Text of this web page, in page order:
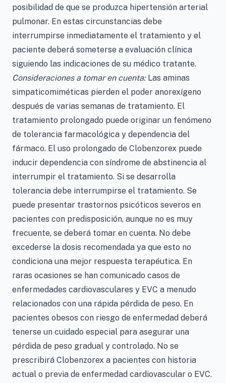
posibilidad de que se produzca hipertensión arterial
pulmonar. En estas circunstancias debe
interrumpirse inmediatamente el tratamiento y el
paciente deberá someterse a evaluación clínica
siguiendo las indicaciones de su médico tratante.
Consideraciones a tomar en cuenta: Las aminas
simpaticomiméticas pierden el poder anorexígeno
después de varias semanas de tratamiento. El
tratamiento prolongado puede originar un fenómeno
de tolerancia farmacológica y dependencia del
fármaco. El uso prolongado de Clobenzorex puede
inducir dependencia con síndrome de abstinencia al
interrumpir el tratamiento. Si se desarrolla
tolerancia debe interrumpirse el tratamiento. Se
puede presentar trastornos psicóticos severos en
pacientes con predisposición, aunque no es muy
frecuente, se deberá tomar en cuenta. No debe
excederse la dosis recomendada ya que esto no
condiciona una mejor respuesta terapéutica. En
raras ocasiones se han comunicado casos de
enfermedades cardiovasculares y EVC a menudo
relacionados con una rápida pérdida de peso. En
pacientes obesos con riesgo de enfermedad deberá
tenerse un cuidado especial para asegurar una
pérdida de peso gradual y controlado. No se
prescribirá Clobenzorex a pacientes con historia
actual o previa de enfermedad cardiovascular o EVC.